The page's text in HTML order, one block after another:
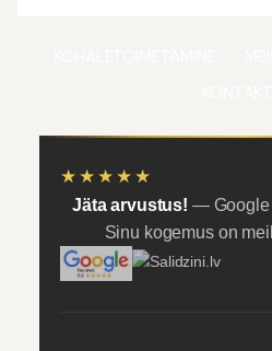
★★★★★
Jäta arvustus! — Google
Sinu kogemus on